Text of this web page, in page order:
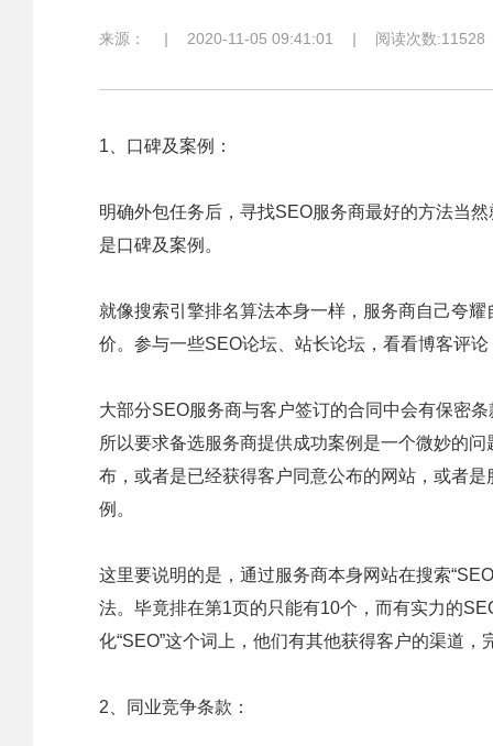
来源： | 2020-11-05 09:41:01 | 阅读次数:11528
1、口碑及案例：
明确外包任务后，寻找SEO服务商最好的方法当
是口碑及案例。
就像搜索引擎排名算法本身一样，服务商自己夸
价。参与一些SEO论坛、站长论坛，看看博客评
大部分SEO服务商与客户签订的合同中会有保密
所以要求备选服务商提供成功案例是一个微妙的
布，或者是已经获得客户同意公布的网站，或者
例。
这里要说明的是，通过服务商本身网站在搜索
法。毕竟排在第1页的只能有10个，而有实力的
化“SEO”这个词上，他们有其他获得客户的渠道，
2、同业竞争条款：